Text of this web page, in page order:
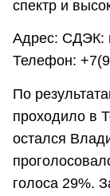
спектр и
Адрес: СДЭК:
Телефон:
По
проходило в
остался
голоса 29%.